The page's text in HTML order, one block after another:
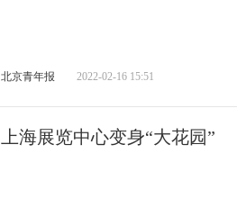
北京青年报 2022-02-16 15:51
上海展览中心变身“大花园”